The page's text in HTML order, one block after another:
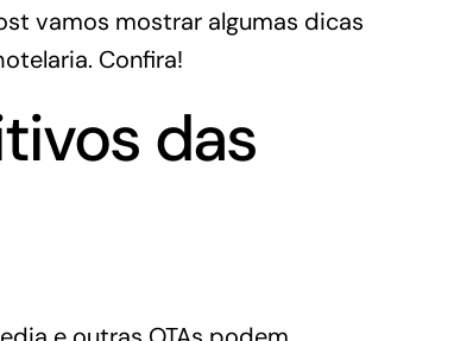
vamos mostrar algumas dicas
Confira!
das